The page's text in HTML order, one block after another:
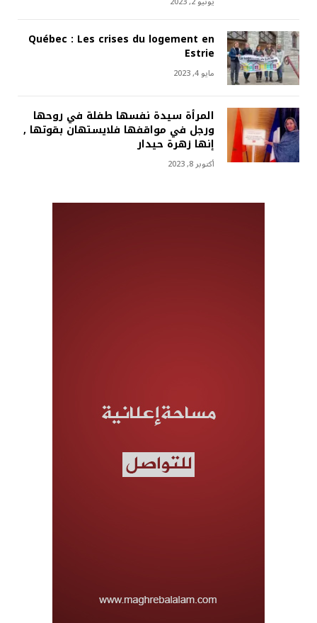
Québec : Les crises du logement en
Estrie
مايو 4, 2023
المرأة سيدة نفسها طفلة في روحها
ورجل في مواقفها فلايستهان بقوتها ,
إنها زهرة حيدار
أكتوبر 8, 2023